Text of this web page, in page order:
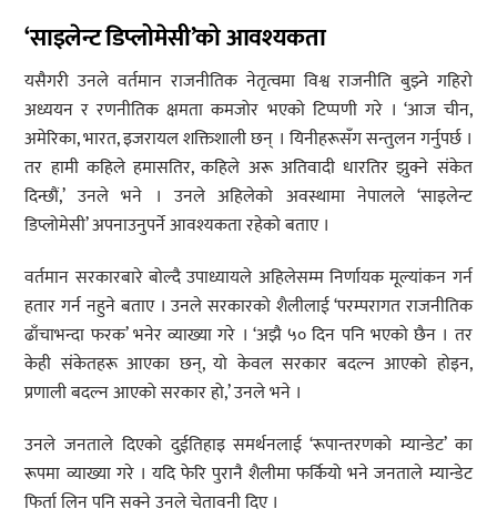
‘साइलेन्ट डिप्लोमेसी’को आवश्यकता
यसैगरी उनले वर्तमान राजनीतिक नेतृत्वमा विश्व राजनीति बुझ्ने गहिरो
अध्ययन र रणनीतिक क्षमता कमजोर भएको टिप्पणी गरे । ‘आज चीन,
अमेरिका, भारत, इजरायल शक्तिशाली छन् । यिनीहरूसँग सन्तुलन गर्नुपर्छ ।
तर हामी कहिले हमासतिर, कहिले अरू अतिवादी धारतिर झुक्ने संकेत
दिन्छौं,’ उनले भने । उनले अहिलेको अवस्थामा नेपालले ‘साइलेन्ट
डिप्लोमेसी’ अपनाउनुपर्ने आवश्यकता रहेको बताए ।
वर्तमान सरकारबारे बोल्दै उपाध्यायले अहिलेसम्म निर्णायक मूल्यांकन गर्न
हतार गर्न नहुने बताए । उनले सरकारको शैलीलाई ‘परम्परागत राजनीतिक
ढाँचाभन्दा फरक’ भनेर व्याख्या गरे । ‘अझै ५० दिन पनि भएको छैन । तर
केही संकेतहरू आएका छन्, यो केवल सरकार बदल्न आएको होइन,
प्रणाली बदल्न आएको सरकार हो,’ उनले भने ।
उनले जनताले दिएको दुईतिहाइ समर्थनलाई ‘रूपान्तरणको म्यान्डेट’ का
रूपमा व्याख्या गरे । यदि फेरि पुरानै शैलीमा फर्कियो भने जनताले म्यान्डेट
फिर्ता लिन पनि सक्ने उनले चेतावनी दिए ।